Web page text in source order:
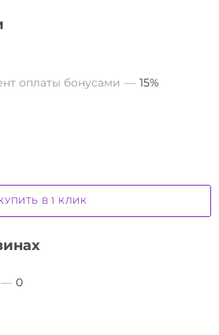
оплаты бонусами
15%
В 1 КЛИК
0